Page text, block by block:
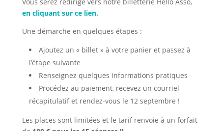
Vous serez redirigé vers notre billetterie Hello Asso,
en cliquant sur ce lien.
Une démarche en quelques étapes :
Ajoutez un « billet » à votre panier et passez à
l’étape suivante
Renseignez quelques informations pratiques
Procédez au paiement, recevez un courriel
récapitulatif et rendez-vous le 12 septembre !
Les places sont limitées et le tarif renvoie à un forfait